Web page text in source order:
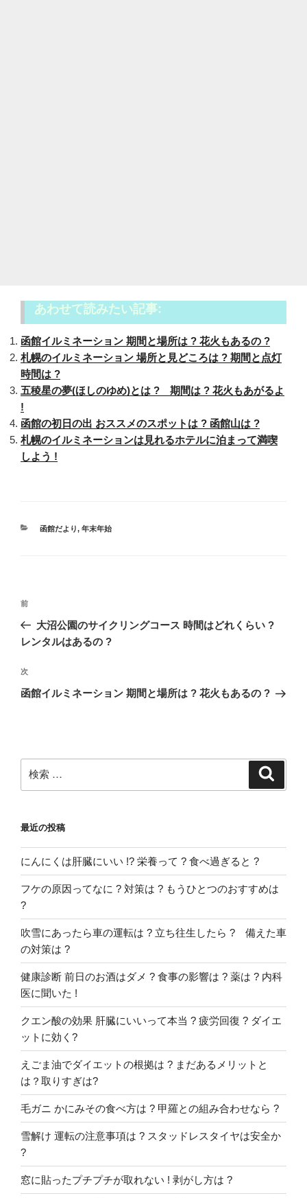
あわせて読みたい記事:
函館イルミネーション 期間と場所は ? 花火もあるの ?
札幌のイルミネーション 場所と見どころは ? 期間と点灯
時間は ?
五稜星の夢(ほしのゆめ)とは ? 期間は ? 花火もあがるよ
!
函館の初日の出 おススメのスポットは ? 函館山は ?
札幌のイルミネーションは見れるホテルに泊まって満喫
しよう !
カ
函館だより, 年末年始
投
ナ
ゲ
ー
過
去
の
稿
前
大沼公園のサイクリングコース 時間はどれくらい ?
レンタルはあるの ?
次
の
次
函館イルミネーション 期間と場所は ? 花火もあるの ?
検
索:
最近の投稿
にんにくは肝臓にいい !? 栄養って ? 食べ過ぎると ?
フケの原因ってなに ? 対策は ? もうひとつのおすすめは
?
吹雪にあったら車の運転は ? 立ち往生したら ? 備えた車
の対策は ?
健康診断 前日のお酒はダメ ? 食事の影響は ? 薬は ? 内科
医に聞いた !
クエン酸の効果 肝臓にいいって本当 ? 疲労回復 ? ダイエ
ットに効く?
えごま油でダイエットの根拠は ? まだあるメリットと
は？取りすぎは?
毛ガニ かにみその食べ方は ? 甲羅との組み合わせなら ?
雪解け 運転の注意事項は ? スタッドレスタイヤは安全か
?
窓に貼ったプチプチが取れない ! 剥がし方は ?